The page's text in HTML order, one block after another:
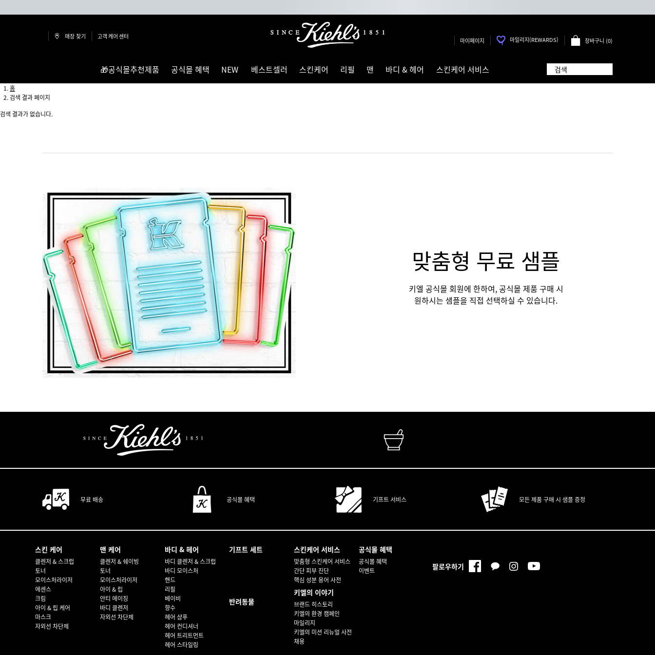
매장 찾기 고객 케어 센터
마이페이지 마일리지(REWARDS) 장바구니 0
장바구니 - 0개 제품
🎁공식몰추천제품 공식몰 혜택 NEW 베스트셀러 스킨케어 리필 맨 바디 & 헤어 스킨케어 서비스 검색
메인 콘텐츠
홈
검색 결과 페이지
검색 결과가 없습니다.
맞춤형 무료 샘플
키엘 공식몰 회원에 한하여, 공식몰 제품 구매 시
원하시는 샘플을 직접 선택하실 수 있습니다.
무료 배송 공식몰 혜택 기프트 서비스 모든 제품 구매 시 샘플 증정
스킨 케어
클렌저 & 스크럽
토너
모이스처라이저
에센스
크림
아이 & 립 케어
마스크
자외선 차단제
맨 케어
클렌저 & 쉐이빙
토너
모이스처라이저
아이 & 립
안티 에이징
바디 클렌저
자외선 차단제
바디 & 헤어
바디 클렌저 & 스크럽
바디 모이스처
핸드
리필
베이비
향수
헤어 샴푸
헤어 컨디셔너
헤어 트리트먼트
헤어 스타일링
기프트 세트
반려동물
스킨케어 서비스
맞춤형 스킨케어 서비스
간단 피부 진단
핵심 성분 용어 사전
키엘의 이야기
브랜드 히스토리
키엘의 환경 캠페인
마일리지
키엘의 미션 리뉴얼 사전
채용
공식몰 혜택
공식몰 혜택
이벤트
팔로우하기